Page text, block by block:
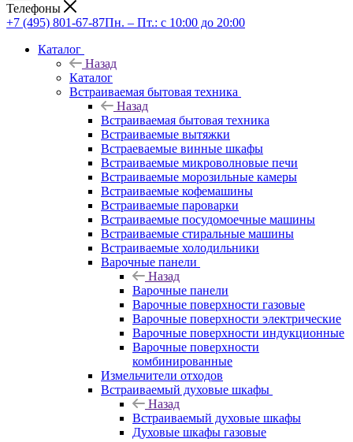
Телефоны
+7 (495) 801-67-87Пн. – Пт.: с 10:00 до 20:00
Каталог
Назад
Каталог
Встраиваемая бытовая техника
Назад
Встраиваемая бытовая техника
Встраиваемые вытяжки
Встраеваемые винные шкафы
Встраиваемые микроволновые печи
Встраиваемые морозильные камеры
Встраиваемые кофемашины
Встраиваемые пароварки
Встраиваемые посудомоечные машины
Встраиваемые стиральные машины
Встраиваемые холодильники
Варочные панели
Назад
Варочные панели
Варочные поверхности газовые
Варочные поверхности электрические
Варочные поверхности индукционные
Варочные поверхности
комбинированные
Измельчители отходов
Встраиваемый духовые шкафы
Назад
Встраиваемый духовые шкафы
Духовые шкафы газовые